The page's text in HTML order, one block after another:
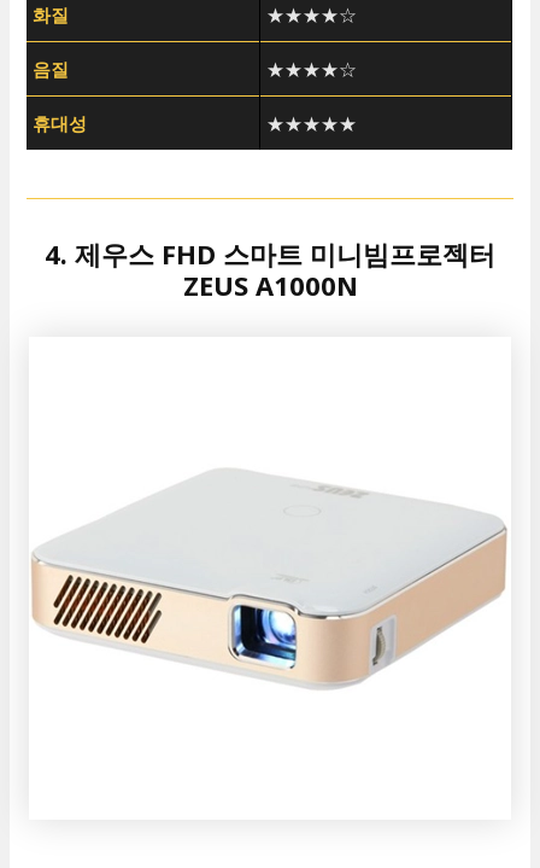
화질 ★★★★☆
음질 ★★★★☆
휴대성 ★★★★★
4. 제우스 FHD 스마트 미니빔프로젝터
ZEUS A1000N